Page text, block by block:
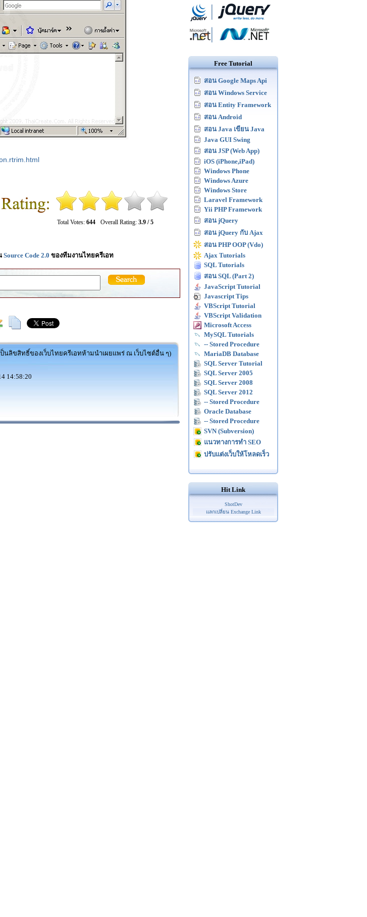
Total Votes: 644 Overall Rating: 3.9 / 5
Source Code 2.0 ของทีมงานไทยครีเอท
ป็นลิขสิทธิ์ของเว็บไทยครีเอทห้ามนำเผยแพร่ ณ เว็บไซต์อื่น ๆ)
14:58:20
Free Tutorial
สอน Google Maps Api
สอน Windows Service
สอน Entity Framework
สอน Android
สอน Java เขียน Java
Java GUI Swing
สอน JSP (Web App)
iOS (iPhone,iPad)
Windows Phone
Windows Azure
Windows Store
Laravel Framework
Yii PHP Framework
สอน jQuery
สอน jQuery กับ Ajax
สอน PHP OOP (Vdo)
Ajax Tutorials
SQL Tutorials
สอน SQL (Part 2)
JavaScript Tutorial
Javascript Tips
VBScript Tutorial
VBScript Validation
Microsoft Access
MySQL Tutorials
-- Stored Procedure
MariaDB Database
SQL Server Tutorial
SQL Server 2005
SQL Server 2008
SQL Server 2012
-- Stored Procedure
Oracle Database
-- Stored Procedure
SVN (Subversion)
แนวทางการทำ SEO
ปรับแต่งเว็บให้โหลดเร็ว
Hit Link
ShotDev
แลกเปลี่ยน Exchange Link